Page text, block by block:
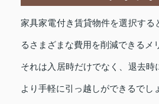
家具家電付き賃貸物件を選択する
るさまざまな費用を削減できるメ
それは入居時だけでなく、退去時
より手軽に引っ越しができるでし